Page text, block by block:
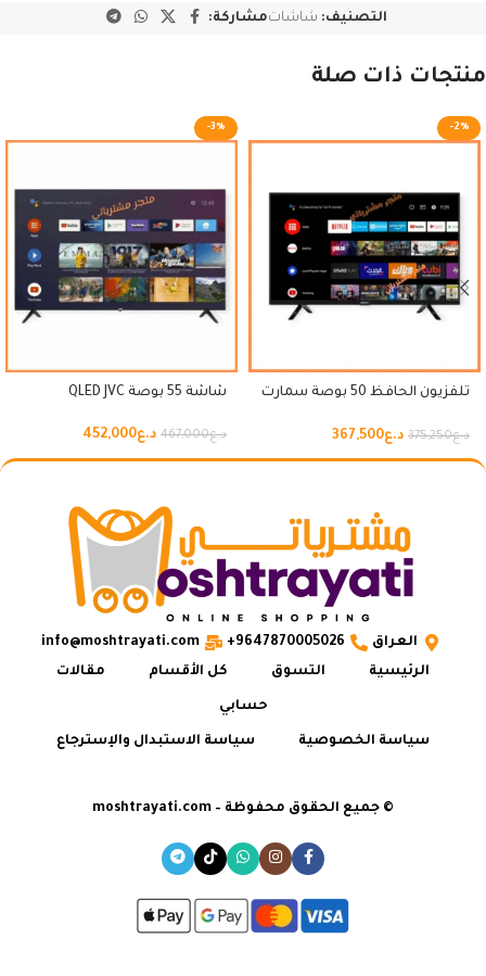
التصنيف: شاشاتمشاركة:
منتجات ذات صلة
-2%
تلفزيون الحافظ 50 بوصة سمارت
د.ع375,250 د.ع367,500
-3%
شاشة 55 بوصة QLED JVC
د.ع467,000 د.ع452,000
العراق 9647870005026+
info@moshtrayati.com
الرئيسية
التسوق كل الأقسام مقالات
حسابي
سياسة الخصوصية سياسة الاستبدال والإسترجاع
© جميع الحقوق محفوظة – moshtrayati.com